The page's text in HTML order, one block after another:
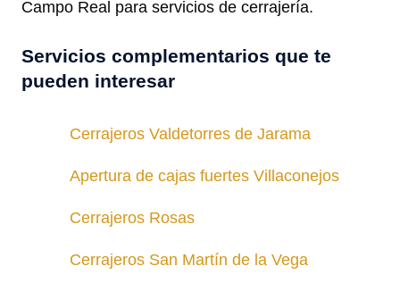
Campo Real para servicios de cerrajería.
Servicios complementarios que te
pueden interesar
Cerrajeros Valdetorres de Jarama
Apertura de cajas fuertes Villaconejos
Cerrajeros Rosas
Cerrajeros San Martín de la Vega